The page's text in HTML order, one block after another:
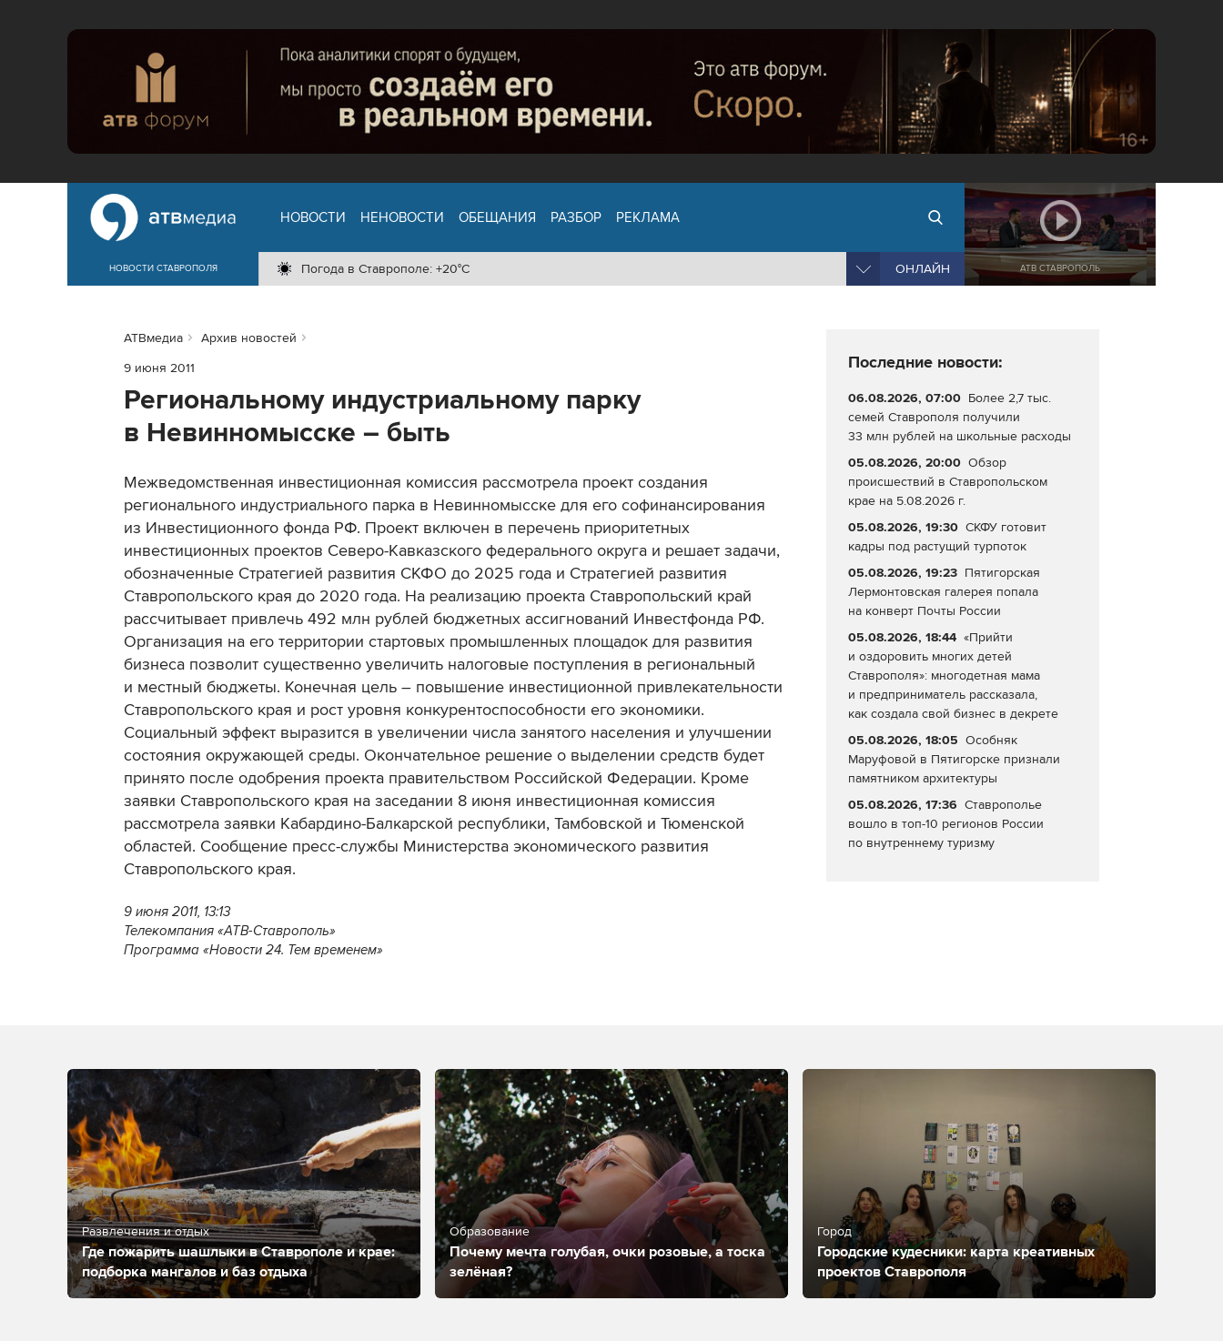
НОВОСТИ СТАВРОПОЛЯ
НОВОСТИ НЕНОВОСТИ ОБЕЩАНИЯ РАЗБОР РЕКЛАМА
Погода в Ставрополе: +20°C ОНЛАЙН АТВ СТАВРОПОЛЬ
АТВмедиа
Архив новостей
9 июня 2011
Региональному индустриальному парку
в Невинномысске – быть
Межведомственная инвестиционная комиссия рассмотрела проект создания
регионального индустриального парка в Невинномысске для его софинансирования
из Инвестиционного фонда РФ. Проект включен в перечень приоритетных
инвестиционных проектов Северо-Кавказского федерального округа и решает задачи,
обозначенные Стратегией развития СКФО до 2025 года и Стратегией развития
Ставропольского края до 2020 года. На реализацию проекта Ставропольский край
рассчитывает привлечь 492 млн рублей бюджетных ассигнований Инвестфонда РФ.
Организация на его территории стартовых промышленных площадок для развития
бизнеса позволит существенно увеличить налоговые поступления в региональный
и местный бюджеты. Конечная цель – повышение инвестиционной привлекательности
Ставропольского края и рост уровня конкурентоспособности его экономики.
Социальный эффект выразится в увеличении числа занятого населения и улучшении
состояния окружающей среды. Окончательное решение о выделении средств будет
принято после одобрения проекта правительством Российской Федерации. Кроме
заявки Ставропольского края на заседании 8 июня инвестиционная комиссия
рассмотрела заявки Кабардино-Балкарской республики, Тамбовской и Тюменской
областей. Сообщение пресс-службы Министерства экономического развития
Ставропольского края.
9 июня 2011, 13:13
Телекомпания «АТВ-Ставрополь»
Программа «Новости 24. Тем временем»
Последние новости:
06.08.2026, 07:00 Более 2,7 тыс.
семей Ставрополя получили
33 млн рублей на школьные расходы
05.08.2026, 20:00 Обзор
происшествий в Ставропольском
крае на 5.08.2026 г.
05.08.2026, 19:30 СКФУ готовит
кадры под растущий турпоток
05.08.2026, 19:23 Пятигорская
Лермонтовская галерея попала
на конверт Почты России
05.08.2026, 18:44 «Прийти
и оздоровить многих детей
Ставрополя»: многодетная мама
и предприниматель рассказала,
как создала свой бизнес в декрете
05.08.2026, 18:05 Особняк
Маруфовой в Пятигорске признали
памятником архитектуры
05.08.2026, 17:36 Ставрополье
вошло в топ-10 регионов России
по внутреннему туризму
Развлечения и отдых
Где пожарить шашлыки в Ставрополе и крае:
подборка мангалов и баз отдыха
Образование
Почему мечта голубая, очки розовые, а тоска
зелёная?
Город
Городские кудесники: карта креативных
проектов Ставрополя